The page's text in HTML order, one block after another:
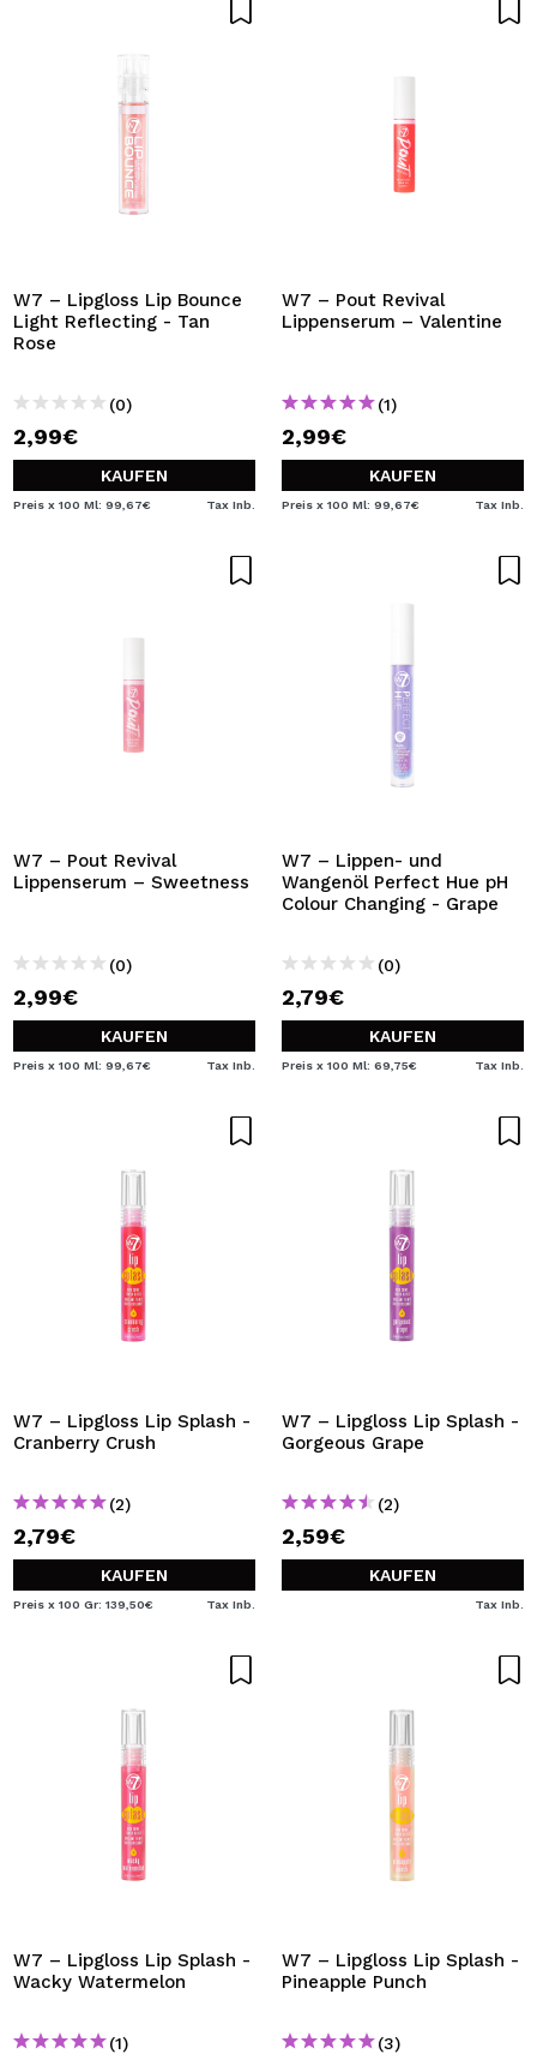
W7 – Lipgloss Lip Bounce
Light Reflecting - Tan
Rose
(0)
2,99€
KAUFEN
Preis x 100 Ml: 99,67€ Tax Inb.
W7 – Pout Revival
Lippenserum – Valentine
(1)
2,99€
KAUFEN
Preis x 100 Ml: 99,67€ Tax Inb.
W7 – Pout Revival
Lippenserum – Sweetness
(0)
2,99€
KAUFEN
Preis x 100 Ml: 99,67€ Tax Inb.
W7 – Lippen- und
Wangenöl Perfect Hue pH
Colour Changing - Grape
(0)
2,79€
KAUFEN
Preis x 100 Ml: 69,75€ Tax Inb.
W7 – Lipgloss Lip Splash -
Cranberry Crush
(2)
2,79€
KAUFEN
Preis x 100 Gr: 139,50€ Tax Inb.
W7 – Lipgloss Lip Splash -
Gorgeous Grape
(2)
2,59€
KAUFEN
Tax Inb.
W7 – Lipgloss Lip Splash -
Wacky Watermelon
(1)
W7 – Lipgloss Lip Splash -
Pineapple Punch
(3)